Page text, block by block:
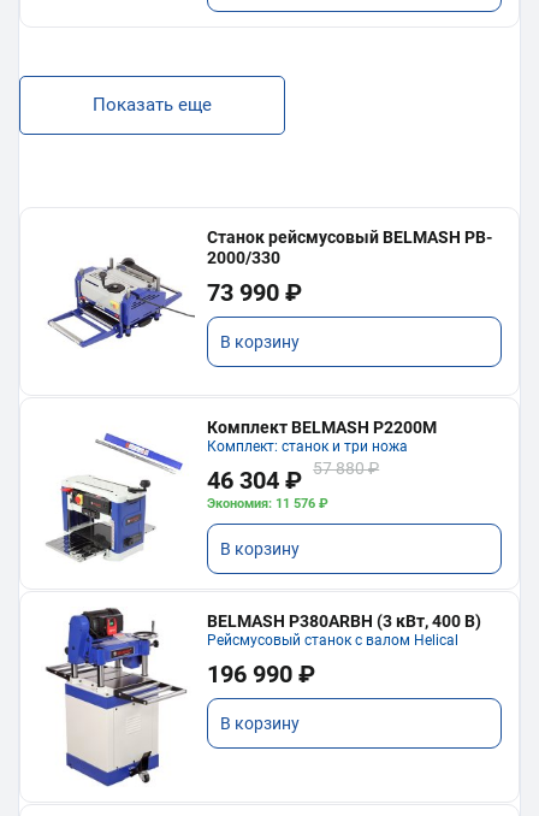
Показать еще
Станок рейсмусовый BELMASH PB-
2000/330
73 990 ₽
В корзину
Комплект BELMASH P2200M
Комплект: станок и три ножа
46 304 ₽ 57 880 ₽
Экономия: 11 576 ₽
В корзину
BELMASH P380ARBH (3 кВт, 400 В)
Рейсмусовый станок с валом Helical
196 990 ₽
В корзину